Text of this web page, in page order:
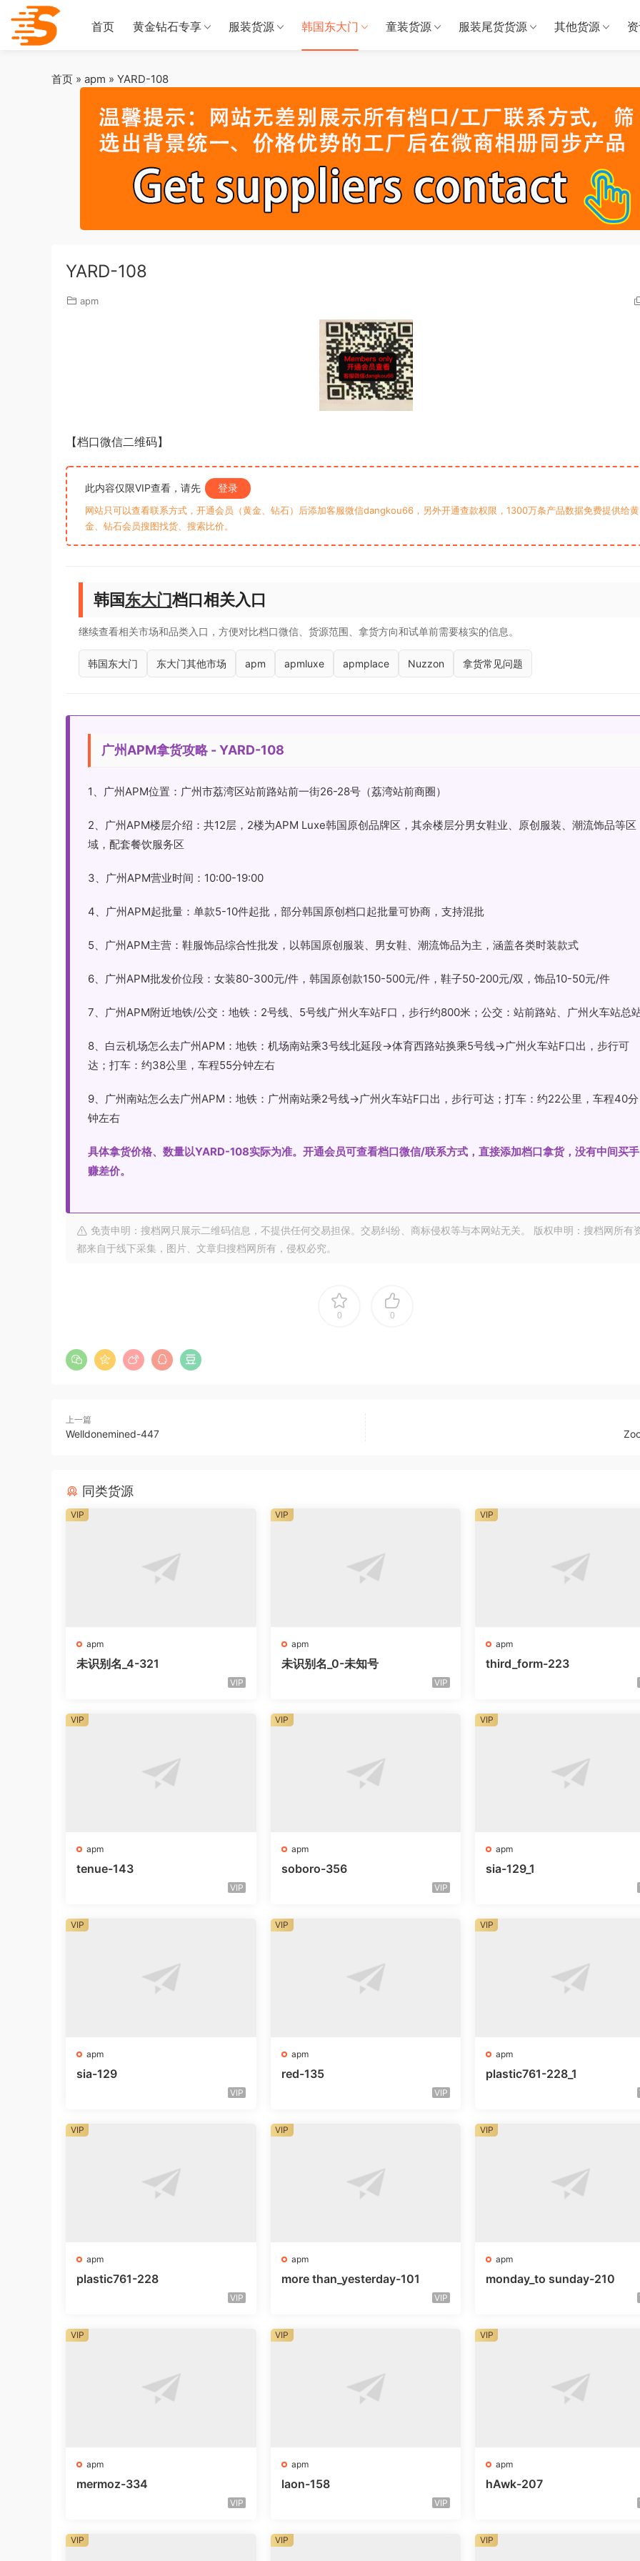
首页 黄金钻石专享 服装货源 韩国东大门 童装货源 服装尾货货源 其他货源
首页 » apm » YARD-108
YARD-108
apm
【档口微信二维码】
此内容仅限VIP查看，请先 登录
网站只可以查看联系方式，开通会员（黄金、钻石）后添加客服微信dangkou66，另外开通查款权限，1300万条产品数据免费提供给黄
金、钻石会员搜图找货、搜索比价。
韩国东大门档口相关入口
继续查看相关市场和品类入口，方便对比档口微信、货源范围、拿货方向和试单前需要核实的信息。
韩国东大门 东大门其他市场 apm apmluxe apmplace Nuzzon 拿货常见问题
广州APM拿货攻略 - YARD-108
1、广州APM位置：广州市荔湾区站前路站前一街26-28号（荔湾站前商圈）
2、广州APM楼层介绍：共12层，2楼为APM Luxe韩国原创品牌区，其余楼层分男女鞋业、原创服装、潮流饰品等区
域，配套餐饮服务区
3、广州APM营业时间：10:00-19:00
4、广州APM起批量：单款5-10件起批，部分韩国原创档口起批量可协商，支持混批
5、广州APM主营：鞋服饰品综合性批发，以韩国原创服装、男女鞋、潮流饰品为主，涵盖各类时装款式
6、广州APM批发价位段：女装80-300元/件，韩国原创款150-500元/件，鞋子50-200元/双，饰品10-50元/件
7、广州APM附近地铁/公交：地铁：2号线、5号线广州火车站F口，步行约800米；公交：站前路站、广州火车站总
8、白云机场怎么去广州APM：地铁：机场南站乘3号线北延段→体育西路站换乘5号线→广州火车站F口出，步行可
达；打车：约38公里，车程55分钟左右
9、广州南站怎么去广州APM：地铁：广州南站乘2号线→广州火车站F口出，步行可达；打车：约22公里，车程40分
钟左右
具体拿货价格、数量以YARD-108实际为准。开通会员可查看档口微信/联系方式，直接添加档口拿货，没有中间买手
赚差价。
免责申明：搜档网只展示二维码信息，不提供任何交易担保。交易纠纷、商标侵权等与本网站无关。 版权申明：搜档网所有
都来自于线下采集，图片、文章归搜档网所有，侵权必究。
0 0
上一篇
Welldonemined-447
同类货源
apm
未识别名_4-321
VIP
VIP
apm
未识别名_0-未知号
VIP
VIP
apm
third_form-223
VIP
apm
tenue-143
VIP
VIP
apm
soboro-356
VIP
VIP
apm
sia-129_1
VIP
apm
sia-129
VIP
VIP
apm
red-135
VIP
VIP
apm
plastic761-228_1
VIP
apm
plastic761-228
VIP
VIP
apm
more than_yesterday-101
VIP
VIP
apm
monday_to sunday-210
VIP
apm
mermoz-334
VIP
VIP
apm
laon-158
VIP
VIP
apm
hAwk-207
VIP
VIP VIP VIP